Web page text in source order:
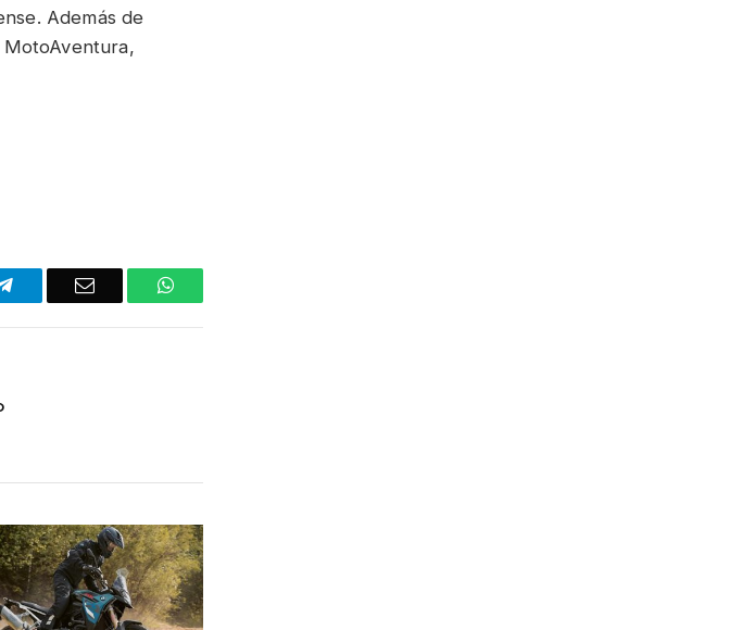
Además de
Telegram Email WhatsApp